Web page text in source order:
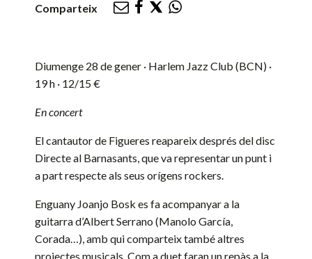
Comparteix
Diumenge 28 de gener · Harlem Jazz Club (BCN) ·
19 h · 12/15 €
En concert
El cantautor de Figueres reapareix després del disc
Directe al Barnasants, que va representar un punt i
a part respecte als seus orígens rockers.
Enguany Joanjo Bosk es fa acompanyar a la
guitarra d’Albert Serrano (Manolo García,
Corada…), amb qui comparteix també altres
projectes musicals. Com a duet faran un repàs a la